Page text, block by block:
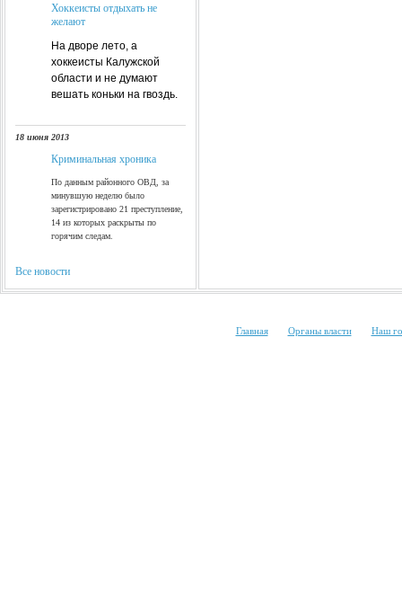
Хоккеисты отдыхать не
желают
На дворе лето, а
хоккеисты Калужской
области и не думают
вешать коньки на гвоздь.
18 июня 2013
Криминальная хроника
По данным районного ОВД, за
минувшую неделю было
зарегистрировано 21 преступление,
14 из которых раскрыты по
горячим следам.
Все новости
Главная| Органы власти| Наш